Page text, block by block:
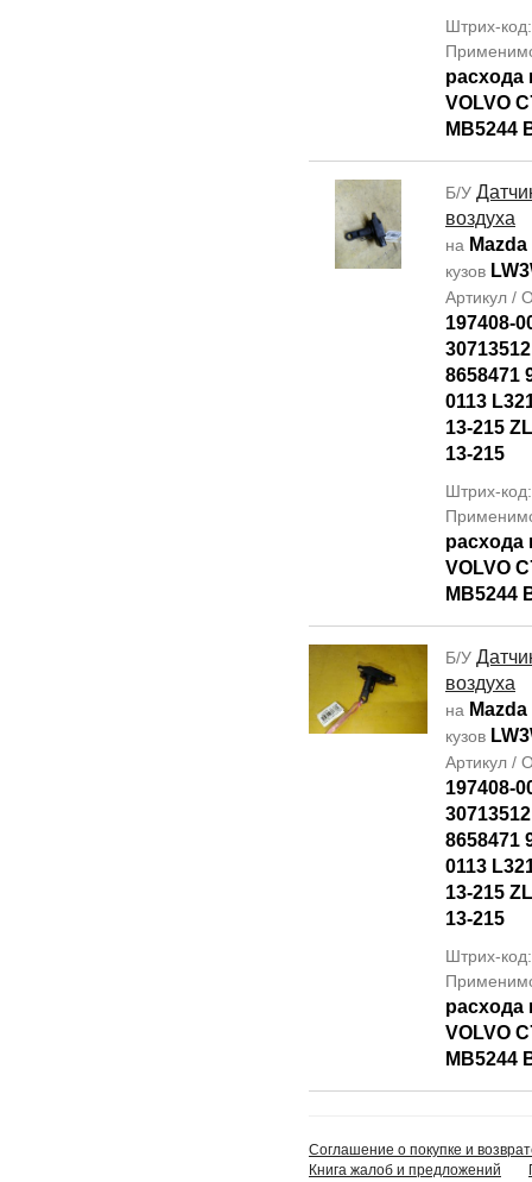
Штрих-
расхода
VOLVO
MB5244
Б/У
воздуха
на
кузов
Артикул /
197408-
8658471
0113
13-215
13-215
Штрих-
расхода
VOLVO
MB5244
Б/У
воздуха
на
кузов
Артикул /
197408-
8658471
0113
13-215
13-215
Штрих-
расхода
VOLVO
MB5244
Соглашение о покупке и
Книга жалоб и предложений